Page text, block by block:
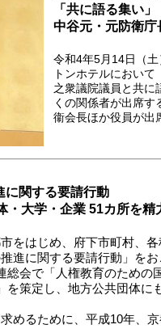
「共に語る集い」
中谷元・元防衛
令和4年5月14日（
トンホテルにおい
之衆議院議員と共に
くの関係者が出席
衞会長ほか役員が出
に関する要請行動
・大学・企業 51カ所を精
をはじめ、府下市町村、
進に関する要請行動」を
会で「人権教育のための
を策定し、地方公共団体に
めるために、平成10年、